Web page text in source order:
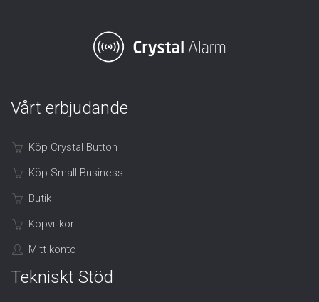
Vårt erbjudande
Köp Crystal Button
Köp Small Business
Butik
Köpvillkor
Mitt konto
Tekniskt Stöd